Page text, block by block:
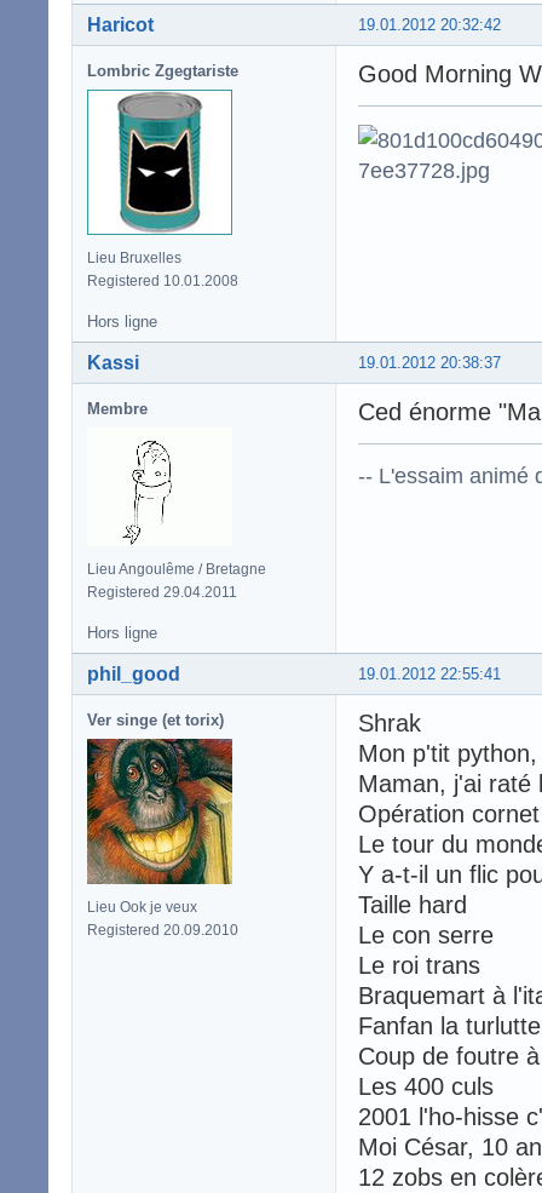
19.01.2012 20:32:42
Haricot
Lombric Zgegtariste
Lieu Bruxelles
Registered 10.01.2008
Good Morning
Hors ligne
19.01.2012 20:38:37
Kassi
Membre
Lieu Angoulême / Bretagne
Registered 29.04.2011
Ced énorme
-- L'essaim animé
Hors ligne
19.01.2012 22:55:41
phil_good
Ver singe (et torix)
Lieu Ook je veux
Registered 20.09.2010
Shrak
Mon p'tit
Maman, j'ai raté
Opération
Le tour du
Y a-t-il un flic
Taille hard
Le con serre
Le roi trans
Braquemart à
Fanfan la turlutte
Coup de foutre
Les 400 culs
2001 l'ho-hisse
Moi César, 10
12 zobs en